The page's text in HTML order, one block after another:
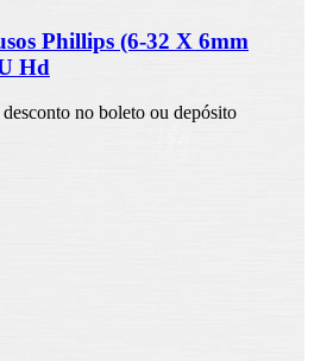
Phillips (6-32 X 6mm
Hd
no boleto ou depósito